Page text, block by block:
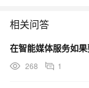
相关问答
268 1